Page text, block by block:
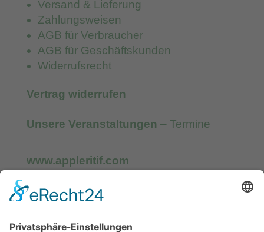
Versand & Lieferung
Zahlungsweisen
AGB für Verbraucher
AGB für Geschäftskunden
Widerrufsrecht
Vertrag widerrufen
Unsere Veranstaltungen – Termine
www.appleritif.com